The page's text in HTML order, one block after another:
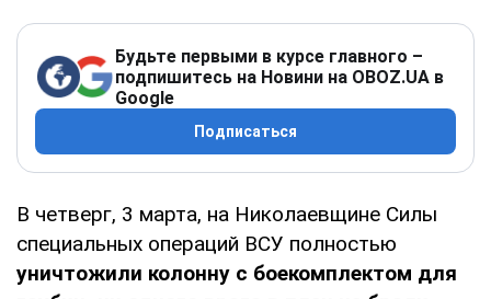
Будьте первыми в курсе главного –
подпишитесь на Новини на OBOZ.UA в
Google
Подписаться
В четверг, 3 марта, на Николаевщине Силы
специальных операций ВСУ полностью
уничтожили колонну с боекомплектом для